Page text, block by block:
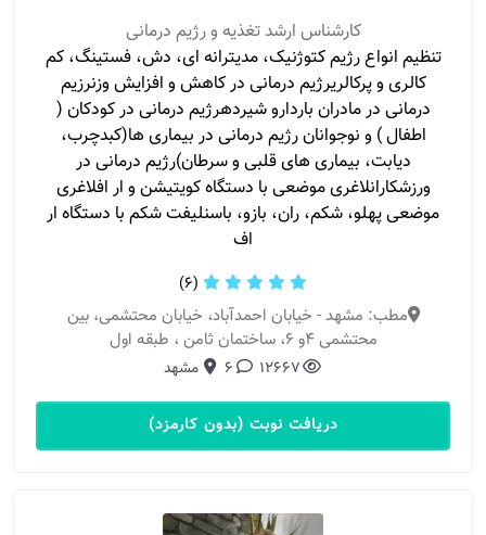
کارشناس ارشد تغذیه و رژیم درمانی
تنظیم انواع رژیم کتوژنیک، مدیترانه ای، دش، فستینگ، کم
کالری و پرکالریرژیم درمانی در کاهش و افزایش وزنرزیم
درمانی در مادران باردارو شیردهرژیم درمانی در کودکان (
اطفال ) و نوجوانان رژیم درمانی در بیماری ها(کبدچرب،
دیابت، بیماری های قلبی و سرطان)رژیم درمانی در
ورزشکارانلاغری موضعی با دستگاه کویتیشن و ار افلاغری
موضعی پهلو، شکم، ران، بازو، باسنلیفت شکم با دستگاه ار
اف
(6)
مطب: مشهد - خیابان احمدآباد، خیابان محتشمی، بین
محتشمی 4و 6، ساختمان ثامن ، طبقه اول
12667
6 مشهد
دریافت نوبت (بدون کارمزد)